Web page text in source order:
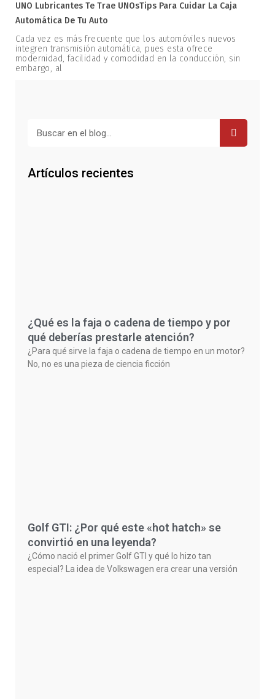
UNO Lubricantes Te Trae UNOsTips Para Cuidar La Caja
Automática De Tu Auto
Cada vez es más frecuente que los automóviles nuevos
integren transmisión automática, pues esta ofrece
modernidad, facilidad y comodidad en la conducción, sin
embargo, al
Artículos recientes
¿Qué es la faja o cadena de tiempo y por
qué deberías prestarle atención?
¿Para qué sirve la faja o cadena de tiempo en un motor?
No, no es una pieza de ciencia ficción
Golf GTI: ¿Por qué este «hot hatch» se
convirtió en una leyenda?
¿Cómo nació el primer Golf GTI y qué lo hizo tan
especial? La idea de Volkswagen era crear una versión